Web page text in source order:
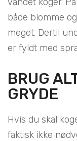
både blomme
meget. Dertil
er fyldt med
BRUG
GRYDE
Hvis du skal
faktisk ikke